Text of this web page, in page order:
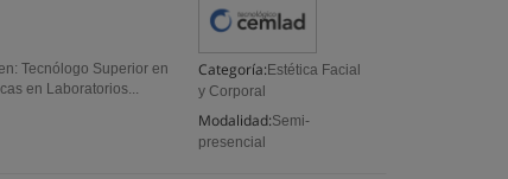
Categoría: Estética Facial
y Corporal
Modalidad:Semi-
presencial
Tecnólogo Superior en
en Laboratorios...